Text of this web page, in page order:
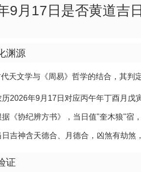
9月17日是否黄道吉
渊源
天文学与《周易》哲学的结合，其判
历2026年9月17日对应丙午年丁酉月戊
据《协纪辨方书》，当日值"奎木狼"宿
日吉神含天德合、月德合，凶煞有劫煞
证